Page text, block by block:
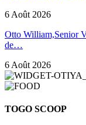
6 Août 2026
Otto William,Senior
de…
6 Août 2026
TOGO SCOOP